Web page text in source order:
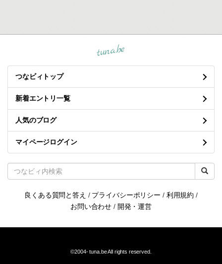
tuna.be
つなビィトップ
新着エントリ一覧
人気のブログ
マイページログイン
良くある質問と答え / プライバシーポリシー / 利用規約 /
お問い合わせ / 開発・運営
©2004-tuna.beAll rights reserved.